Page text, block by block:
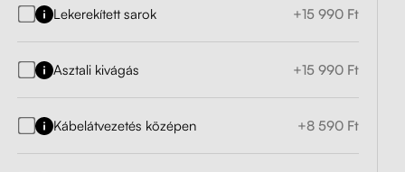
Lekerekített sarok +15 990 Ft
Asztali kivágás +15 990 Ft
Kábelátvezetés középen +8 590 Ft